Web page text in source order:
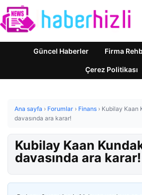
Güncel Haberler Firma
Çerez Politikası
Ana sayfa › Forumlar › Finans › Kubilay Kaan
davasında ara karar!
Kubilay Kaan
davasında ara karar!